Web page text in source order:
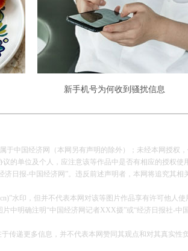
新手机号为何收到骚扰信息
于中国经济网（本网另有声明的除外）；未经本网授权
单位及个人，应注意该等作品中是否有相应的授权使
日报-中国经济网”。违反前述声明者，本网将追究其相
水印，但并不代表本网对该等图片作品享有许可他人使
中明确注明“中国经济网记者XXX摄”或“经济日报社-中
传递更多信息，并不代表本网赞同其观点和对其真实性负